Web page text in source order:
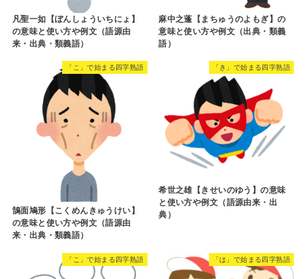
凡聖一如【ぼんしょういちにょ】
の意味と使い方や例文（語源由
来・出典・類義語）
麻中之蓬【まちゅうのよもぎ】の
意味と使い方や例文（出典・類義
語）
「こ」で始まる四字熟語
鵠面鳩形【こくめんきゅうけい】
の意味と使い方や例文（語源由
来・出典・類義語）
「き」で始まる四字熟語
希世之雄【きせいのゆう】の意味
と使い方や例文（語源由来・出
典）
「こ」で始まる四字熟語 「は」で始まる四字熟語